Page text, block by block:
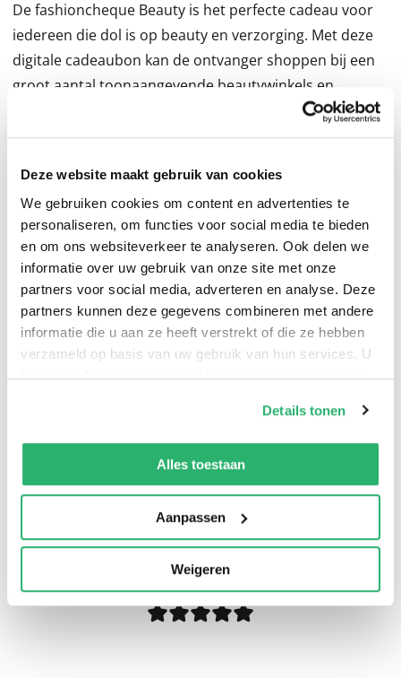
Deze website maakt gebruik van cookies
We gebruiken cookies om content en advertenties te
personaliseren, om functies voor social media te bieden
en om ons websiteverkeer te analyseren. Ook delen we
informatie over uw gebruik van onze site met onze
partners voor social media, adverteren en analyse. Deze
partners kunnen deze gegevens combineren met andere
informatie die u aan ze heeft verstrekt of die ze hebben
verzameld op basis van uw gebruik van hun services. U
kunt op ieder moment uw cookievoorkeuren aanpassen
We werken samen met13 derdendie uw gegevens
kunnen ontvangen en verwerken.
Details tonen
Alles toestaan
Aanpassen
Weigeren
De fashioncheque Beauty is het perfecte cadeau voor
iedereen die dol is op beauty en verzorging. Met deze
digitale cadeaubon kan de ontvanger shoppen bij een
groot aantal toonaangevende beautywinkels en
webshops, zoals Douglas, Parfumado, Rituals, Marie-
Stella-Maris, ICI Paris XL en nog veel meer. Ideaal als je
fijne verzorgingsproducten. Kies voor de
fashioncheque Beauty en de cadeaubon wordt direct
na bestelling per e-mail verstuurd.